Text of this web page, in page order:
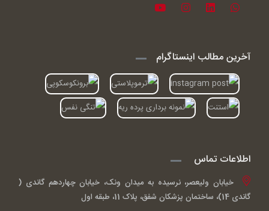
آخرین مطالب اینستاگرام
اطلاعات تماس
خیابان ولیعصر، نرسیده به میدان ونک، خیابان چهاردهم گاندی (
گاندی 14)، ساختمان پزشکان شفق، پلاک 11، طبقه اول